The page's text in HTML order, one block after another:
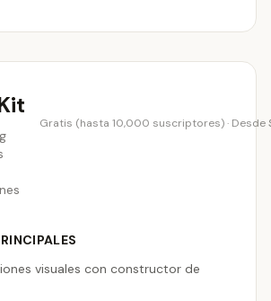
Gratis (hasta 10,000 suscriptores) · Desde
visuales con constructor de